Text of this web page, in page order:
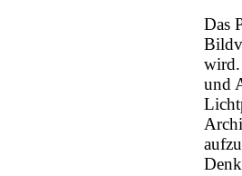
Das
wird.
und